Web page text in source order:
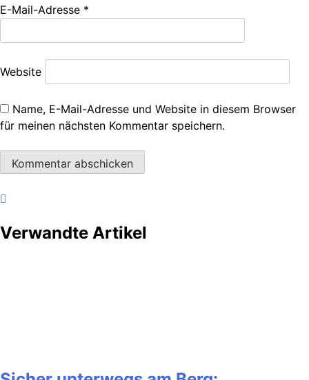
E-Mail-Adresse *
Website
Name, E-Mail-Adresse und Website in diesem Browser
für meinen nächsten Kommentar speichern.
Verwandte Artikel